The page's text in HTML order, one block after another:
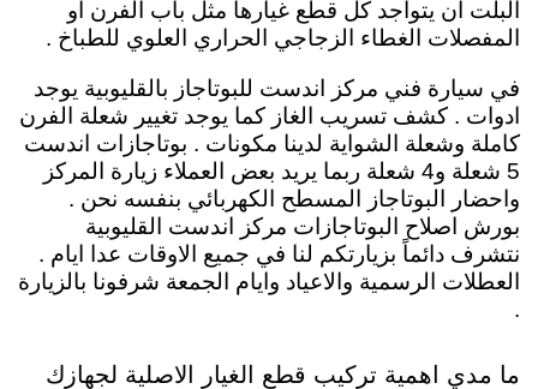
البلت ان يتواجد كل قطع غيارها مثل باب الفرن او
المفصلات الغطاء الزجاجي الحراري العلوي للطباخ .
في سيارة فني مركز اندست للبوتاجاز بالقليوبية يوجد
ادوات . كشف تسريب الغاز كما يوجد تغيير شعلة الفرن
كاملة وشعلة الشواية لدينا مكونات . بوتاجازات اندست
5 شعلة و4 شعلة ربما يريد بعض العملاء زيارة المركز
واحضار البوتاجاز المسطح الكهربائي بنفسه نحن .
بورش اصلاح البوتاجازات مركز اندست القليوبية
نتشرف دائماً بزيارتكم لنا في جميع الاوقات عدا ايام .
العطلات الرسمية والاعياد وايام الجمعة شرفونا بالزيارة
.
ما مدي اهمية تركيب قطع الغيار الاصلية لجهازك